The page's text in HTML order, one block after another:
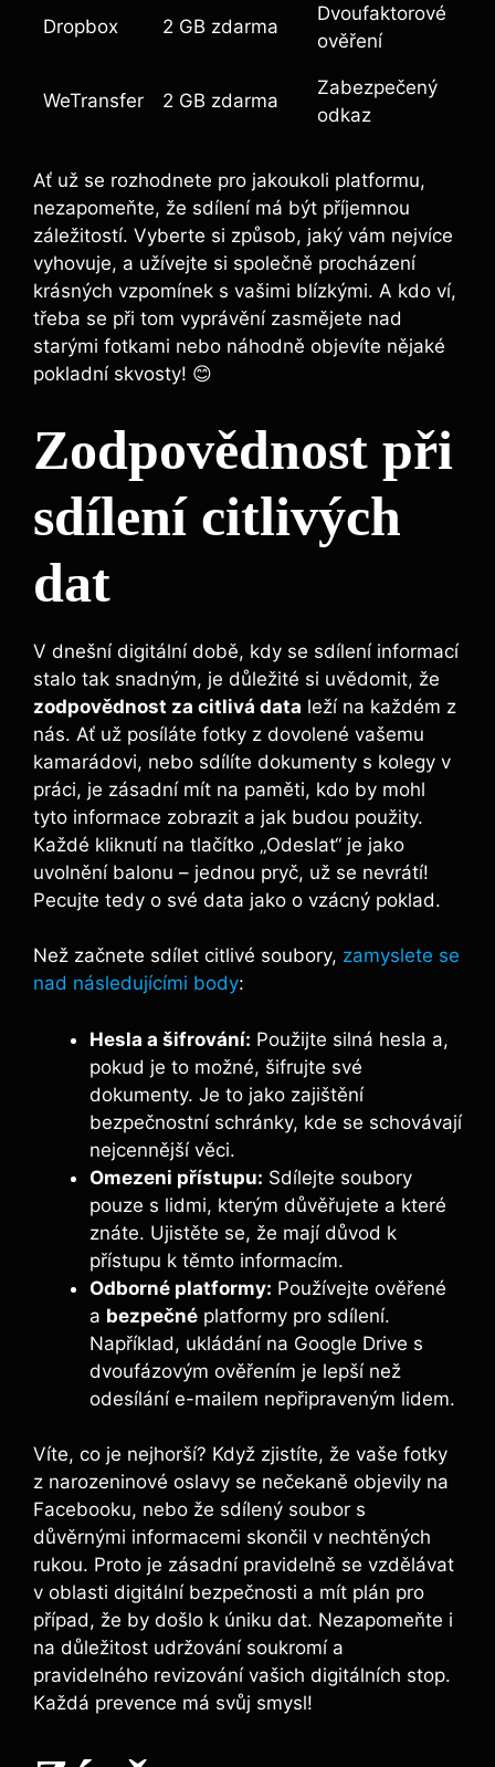
Dropbox 2 GB zdarma
Dvoufaktorové
ověření
WeTransfer 2 GB⁢ zdarma
Zabezpečený
odkaz
Ať už se rozhodnete pro jakoukoli platformu,
nezapomeňte, že sdílení má být ‍příjemnou
záležitostí. Vyberte ‍si způsob, jaký vám nejvíce
vyhovuje, a užívejte si společně procházení
krásných vzpomínek s vašimi blízkými. A kdo ví,
třeba se při tom vyprávění zasmějete nad
starými fotkami nebo náhodně‍ objevíte⁣ nějaké
pokladní skvosty! 😊
Zodpovědnost při
sdílení ⁣citlivých
dat
V‌ dnešní digitální době, kdy se sdílení informací
stalo tak snadným, ⁣je důležité si uvědomit, že
zodpovědnost za citlivá data leží na každém z
nás. Ať už posíláte fotky z dovolené vašemu
kamarádovi, nebo sdílíte dokumenty‌ s ​kolegy v
práci, je zásadní ⁢mít na paměti, kdo‍ by mohl
tyto informace⁣ zobrazit a jak budou použity.
Každé kliknutí na tlačítko „Odeslat“ je jako
uvolnění balonu – jednou pryč, už se nevrátí!
Pecujte ⁣tedy o své data jako o vzácný poklad.
Než začnete sdílet citlivé soubory, zamyslete se
nad následujícími body:
Hesla⁣ a ‍šifrování: Použijte silná hesla a,
pokud ‍je to možné, ⁤šifrujte své
dokumenty.​ Je to jako zajištění
bezpečnostní schránky, kde se schovávají
nejcennější ​věci.
Omezeni přístupu: Sdílejte soubory
pouze s lidmi, kterým důvěřujete a které
znáte. Ujistěte se, že mají důvod k
přístupu ‌k těmto informacím.
Odborné platformy: Používejte ověřené
a bezpečné platformy ⁣pro sdílení.⁢
Například,⁢ ukládání na Google Drive ‌s
dvoufázovým ověřením je lepší než​
odesílání e-mailem nepřipraveným lidem.
Víte,‌ co je nejhorší? Když zjistíte, že vaše fotky‍
z narozeninové oslavy se nečekaně objevily na
Facebooku, ‌nebo že sdílený soubor s
důvěrnými informacemi skončil v nechtěných
rukou. Proto je zásadní pravidelně ​se vzdělávat
v oblasti digitální ‌bezpečnosti a mít plán pro
případ, že by došlo k úniku dat. Nezapomeňte i
na důležitost udržování soukromí a
pravidelného⁤ revizování vašich digitálních stop.
Každá prevence má svůj smysl!